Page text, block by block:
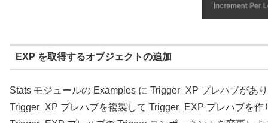
EXP を取得するオブジェクトの追加
Stats モジュールの Examples に Trigger_XP プレハブがあ
Trigger_XP プレハブを複製して Trigger_EXP プレハブを作